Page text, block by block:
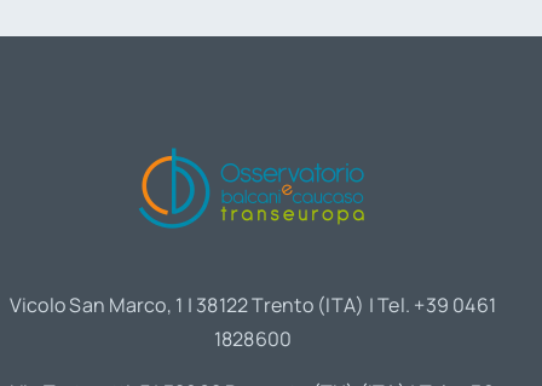
Vicolo San Marco, 1 | 38122 Trento (ITA) | Tel. +39 0461
1828600